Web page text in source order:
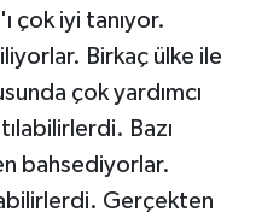
çok iyi tanıyor.
Birkaç ülke ile
çok yardımcı
Bazı
bahsediyorlar.
Gerçekten